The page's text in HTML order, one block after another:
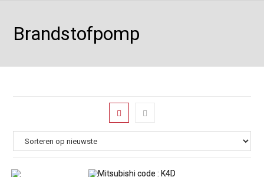
Brandstofpomp